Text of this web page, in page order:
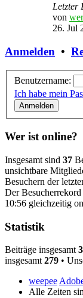
Letzter
von
26. Jul
Anmelden •
Benutzername:
Ich habe mein
Wer ist online?
Insgesamt sind 37
unsichtbare
Besuchern der
Der
10:56 gleichzeitig
Statistik
Beiträge insgesamt
insgesamt 279 •
weepee
Alle Zeiten